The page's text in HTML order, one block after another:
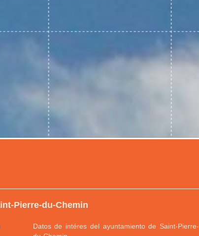
Pierre-du-Chemin
Datos de intéres del ayuntamiento de Saint-Pierre-